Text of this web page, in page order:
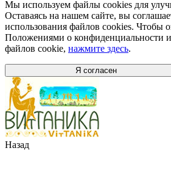
Мы используем файлы cookies для
Оставаясь на нашем сайте, вы
использования файлов cookies. Чтобы
Положениями о конфиденциальности
файлов cookie, нажмите здесь.
Я согласен
Назад